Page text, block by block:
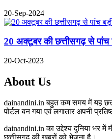
20-Sep-2024
20 अक्टूबर की छत्तीसगढ़ से पांच
20-Oct-2023
About Us
dainandini.in बहुत कम समय में यह
पोर्टल बन गया एवं लगातार अपनी
dainandini.in का उद्देश्य दुनिया भर
छत्तीसगढ़ की खबरों को भेजना है।